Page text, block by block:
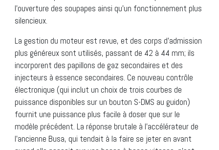
l’ouverture des soupapes ainsi qu’un fonctionnement plus
silencieux.
La gestion du moteur est revue, et des corps d’admission
plus généreux sont utilisés, passant de 42 à 44 mm; ils
incorporent des papillons de gaz secondaires et des
injecteurs à essence secondaires. Ce nouveau contrôle
électronique (qui inclut un choix de trois courbes de
puissance disponibles sur un bouton S-DMS au guidon)
fournit une puissance plus facile à doser que sur le
modèle précédent. La réponse brutale à l’accélérateur de
l’ancienne Busa, qui tendait à la faire se jeter en avant